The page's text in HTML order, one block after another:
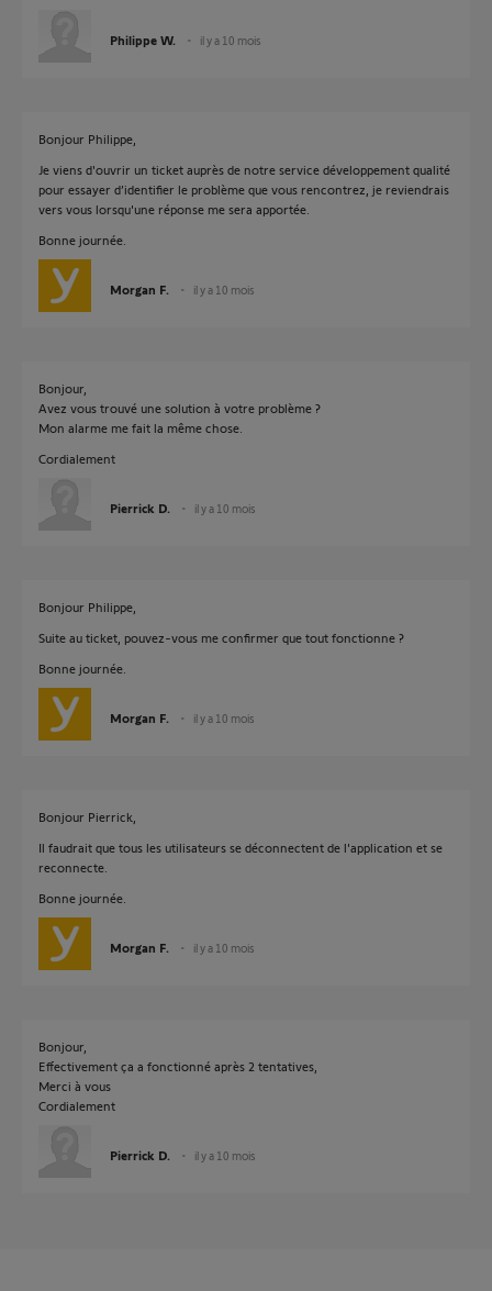
Philippe W. il y a 10 mois
Bonjour Philippe,
Je viens d'ouvrir un ticket auprès de notre service développement qualité
pour essayer d’identifier le problème que vous rencontrez, je reviendrais
vers vous lorsqu'une réponse me sera apportée.
Bonne journée.
Morgan F. il y a 10 mois
Bonjour,
Avez vous trouvé une solution à votre problème ?
Mon alarme me fait la même chose.
Cordialement
Pierrick D. il y a 10 mois
Bonjour Philippe,
Suite au ticket, pouvez-vous me confirmer que tout fonctionne ?
Bonne journée.
Morgan F. il y a 10 mois
Bonjour Pierrick,
Il faudrait que tous les utilisateurs se déconnectent de l'application et se
reconnecte.
Bonne journée.
Morgan F. il y a 10 mois
Bonjour,
Effectivement ça a fonctionné après 2 tentatives,
Merci à vous
Cordialement
Pierrick D. il y a 10 mois